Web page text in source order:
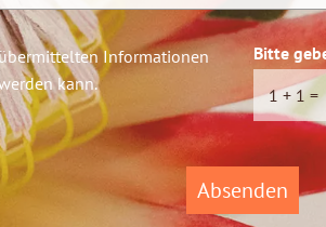
*
Informationen
kann.
Bitte
1 + 1 =
Absenden